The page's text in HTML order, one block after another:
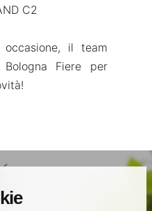
C2
il team
Fiere per